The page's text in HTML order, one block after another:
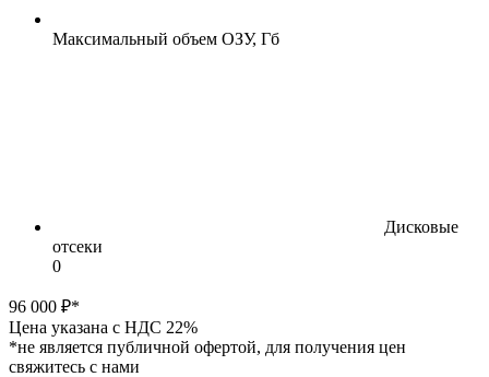
Максимальный объем ОЗУ, Гб
Дисковые
отсеки
0
96 000 ₽*
Цена указана с НДС 22%
*не является публичной офертой, для получения цен
свяжитесь с нами